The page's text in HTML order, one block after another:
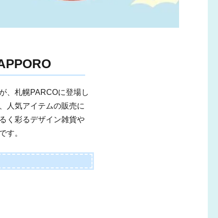
、札幌PARCOに登場し
人気アイテムの販売に
く彩るデザイン雑貨や
す。